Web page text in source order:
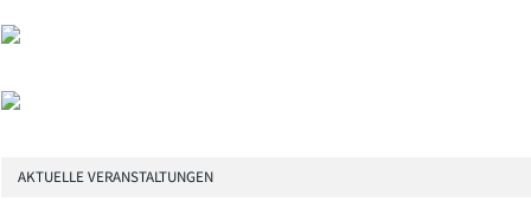
AKTUELLE VERANSTALTUNGEN